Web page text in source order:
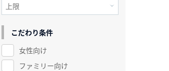
こだわり条件
女性向け
ファミリー向け